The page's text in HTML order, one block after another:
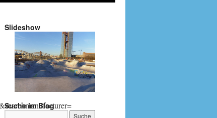
Slideshow
Suche im Blog